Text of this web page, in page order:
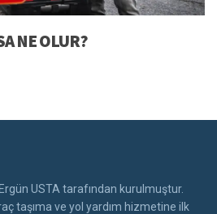
NE OLUR?
USTA tarafından kurulmuştur.
taşıma ve yol yardım hizmetine ilk